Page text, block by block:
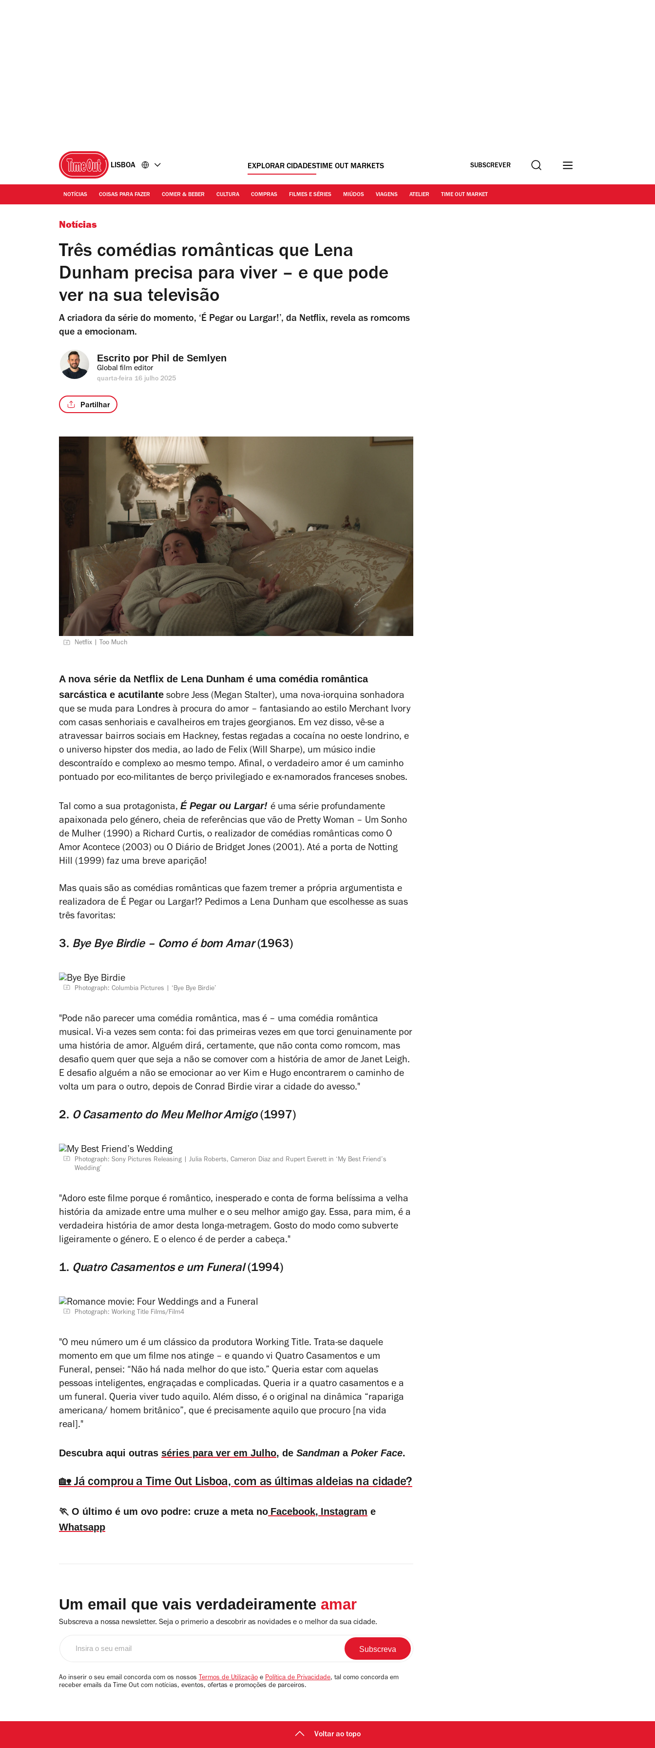
LISBOA EXPLORAR CIDADESTIME OUT MARKETS SUBSCREVER Procurar
NOTÍCIAS COISAS PARA FAZER COMER & BEBER CULTURA COMPRAS FILMES E SÉRIES MIÚDOS VIAGENS ATELIER TIME OUT MARKET
Notícias
Três comédias românticas que Lena
Dunham precisa para viver – e que pode
ver na sua televisão
A criadora da série do momento, ‘É Pegar ou Largar!’, da Netflix, revela as romcoms
que a emocionam.
Escrito por Phil de Semlyen
Global film editor
quarta-feira 16 julho 2025
Partilhar
Netflix | Too Much
A nova série da Netflix de Lena Dunham é uma comédia romântica
sarcástica e acutilante sobre Jess (Megan Stalter), uma nova-iorquina sonhadora
que se muda para Londres à procura do amor – fantasiando ao estilo Merchant Ivory
com casas senhoriais e cavalheiros em trajes georgianos. Em vez disso, vê-se a
atravessar bairros sociais em Hackney, festas regadas a cocaína no oeste londrino, e
o universo hipster dos media, ao lado de Felix (Will Sharpe), um músico indie
descontraído e complexo ao mesmo tempo. Afinal, o verdadeiro amor é um caminho
pontuado por eco-militantes de berço privilegiado e ex-namorados franceses snobes.
Tal como a sua protagonista, É Pegar ou Largar! é uma série profundamente
apaixonada pelo género, cheia de referências que vão de Pretty Woman – Um Sonho
de Mulher (1990) a Richard Curtis, o realizador de comédias românticas como O
Amor Acontece (2003) ou O Diário de Bridget Jones (2001). Até a porta de Notting
Hill (1999) faz uma breve aparição!
Mas quais são as comédias românticas que fazem tremer a própria argumentista e
realizadora de É Pegar ou Largar!? Pedimos a Lena Dunham que escolhesse as suas
três favoritas:
3. Bye Bye Birdie – Como é bom Amar(1963)
Photograph: Columbia Pictures ‘Bye Bye Birdie’
"Pode não parecer uma comédia romântica, mas é – uma comédia romântica
musical. Vi-a vezes sem conta: foi das primeiras vezes em que torci genuinamente por
uma história de amor. Alguém dirá, certamente, que não conta como romcom, mas
desafio quem quer que seja a não se comover com a história de amor de Janet Leigh.
E desafio alguém a não se emocionar ao ver Kim e Hugo encontrarem o caminho de
volta um para o outro, depois de Conrad Birdie virar a cidade do avesso."
2. O Casamento do Meu Melhor Amigo(1997)
Photograph: Sony Pictures Releasing
Julia Roberts, Cameron Diaz and Rupert Everett in ‘My Best Friend’s
Wedding’
"Adoro este filme porque é romântico, inesperado e conta de forma belíssima a velha
história da amizade entre uma mulher e o seu melhor amigo gay. Essa, para mim, é a
verdadeira história de amor desta longa-metragem. Gosto do modo como subverte
ligeiramente o género. E o elenco é de perder a cabeça."
1. Quatro Casamentos e um Funeral(1994)
Photograph: Working Title Films/Film4
"O meu número um é um clássico da produtora Working Title. Trata-se daquele
momento em que um filme nos atinge – e quando vi Quatro Casamentos e um
Funeral, pensei: “Não há nada melhor do que isto.” Queria estar com aquelas
pessoas inteligentes, engraçadas e complicadas. Queria ir a quatro casamentos e a
um funeral. Queria viver tudo aquilo. Além disso, é o original na dinâmica “rapariga
americana/ homem britânico”, que é precisamente aquilo que procuro [na vida
real]."
Descubra aqui outras séries para ver em Julho, de Sandman a Poker Face.
🏡 Já comprou a Time Out Lisboa, com as últimas aldeias na cidade?
🏃 O último é um ovo podre: cruze a meta no Facebook, Instagram e
Whatsapp
Um email que vais verdadeiramente amar
Subscreva a nossa newsletter. Seja o primerio a descobrir as novidades e o melhor da sua cidade.
email
Ao inserir o seu email concorda com os nossos Termos de Utilização e Política de Privacidade, tal como concorda em
receber emails da Time Out com notícias, eventos, ofertas e promoções de parceiros.
Voltar ao topo